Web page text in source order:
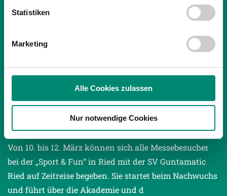
Wir verwenden Cookies, um Inhalte und Anzeigen zu
zu können und die Zugriffe auf unsere Website zu
Verwendung unserer Website an unsere Partner für
weiteren Daten zusammen, die Sie ihnen bereitgestellt
haben oder die sie im Rahmen Ihrer Nutzung der Dienste
gesammelt haben.
Weitere Details, insbesondere zu Speicherdauer und
Empfänger entnehmen Sie unserer
Datenschutzerklärung.
Statistiken
Marketing
Alle Cookies zulassen
Nur notwendige Cookies
09.03.2017| UNKATEGORISIERT
MESSE „SPORT & FUN“: AUF ZEITREISE MIT
DER SV GUNTAMATIC RIED
Von 10. bis 12. März können sich alle Messebesucher
bei der „Sport & Fun“ in Ried mit der SV Guntamatic
Ried auf Zeitreise begeben. Sie startet beim Nachwuchs
und führt über die Akademie und d